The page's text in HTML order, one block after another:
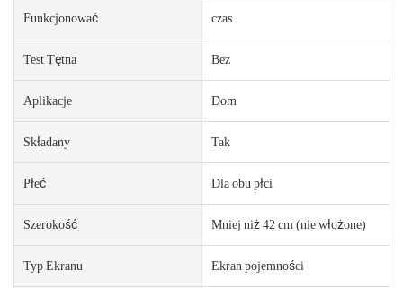
Funkcjonować czas
Test Tętna Bez
Aplikacje Dom
Składany Tak
Płeć Dla obu płci
Szerokość Mniej niż 42 cm (nie włożone)
Typ Ekranu Ekran pojemności